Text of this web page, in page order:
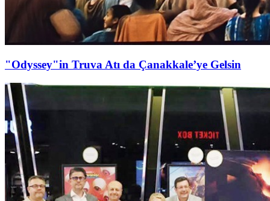
"Odyssey"in Truva Atı da Çanakkale’ye Gelsin